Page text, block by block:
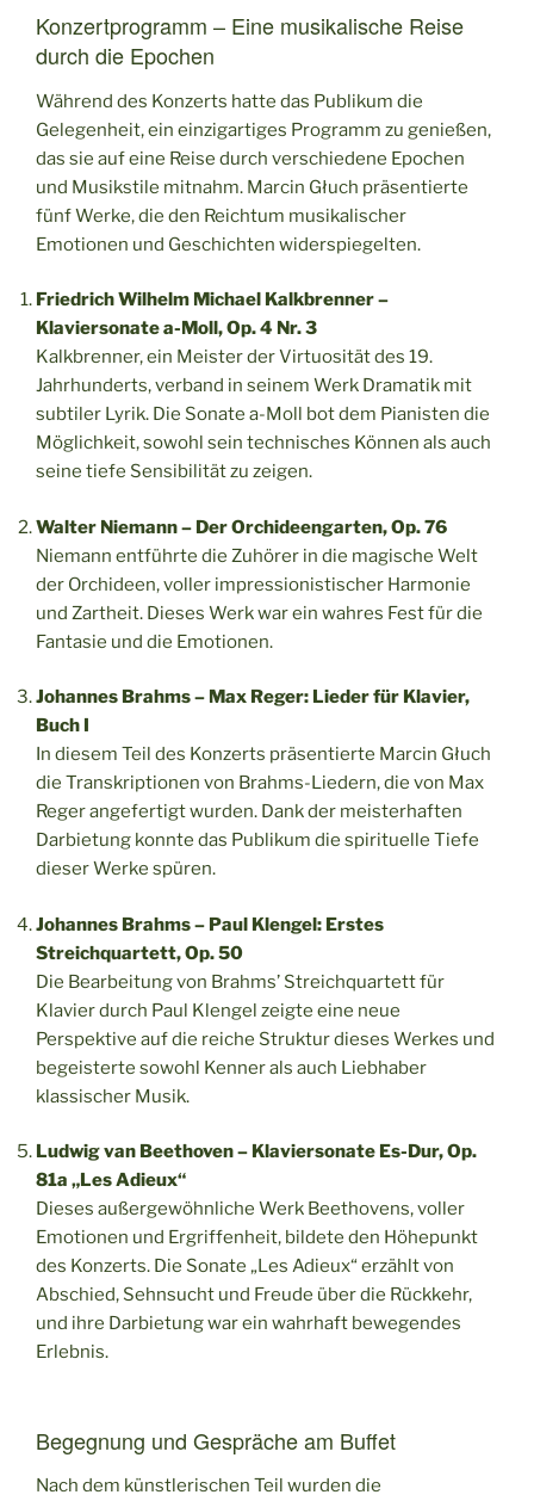
Konzertprogramm – Eine musikalische Reise
durch die Epochen
Während des Konzerts hatte das Publikum die
Gelegenheit, ein einzigartiges Programm zu genießen,
das sie auf eine Reise durch verschiedene Epochen
und Musikstile mitnahm. Marcin Głuch präsentierte
fünf Werke, die den Reichtum musikalischer
Emotionen und Geschichten widerspiegelten.
Friedrich Wilhelm Michael Kalkbrenner –
Klaviersonate a-Moll, Op. 4 Nr. 3
Kalkbrenner, ein Meister der Virtuosität des 19.
Jahrhunderts, verband in seinem Werk Dramatik mit
subtiler Lyrik. Die Sonate a-Moll bot dem Pianisten die
Möglichkeit, sowohl sein technisches Können als auch
seine tiefe Sensibilität zu zeigen.
Walter Niemann – Der Orchideengarten, Op. 76
Niemann entführte die Zuhörer in die magische Welt
der Orchideen, voller impressionistischer Harmonie
und Zartheit. Dieses Werk war ein wahres Fest für die
Fantasie und die Emotionen.
Johannes Brahms – Max Reger: Lieder für Klavier,
Buch I
In diesem Teil des Konzerts präsentierte Marcin Głuch
die Transkriptionen von Brahms-Liedern, die von Max
Reger angefertigt wurden. Dank der meisterhaften
Darbietung konnte das Publikum die spirituelle Tiefe
dieser Werke spüren.
Johannes Brahms – Paul Klengel: Erstes
Streichquartett, Op. 50
Die Bearbeitung von Brahms’ Streichquartett für
Klavier durch Paul Klengel zeigte eine neue
Perspektive auf die reiche Struktur dieses Werkes und
begeisterte sowohl Kenner als auch Liebhaber
klassischer Musik.
Ludwig van Beethoven – Klaviersonate Es-Dur, Op.
81a „Les Adieux“
Dieses außergewöhnliche Werk Beethovens, voller
Emotionen und Ergriffenheit, bildete den Höhepunkt
des Konzerts. Die Sonate „Les Adieux“ erzählt von
Abschied, Sehnsucht und Freude über die Rückkehr,
und ihre Darbietung war ein wahrhaft bewegendes
Erlebnis.
Begegnung und Gespräche am Buffet
Nach dem künstlerischen Teil wurden die